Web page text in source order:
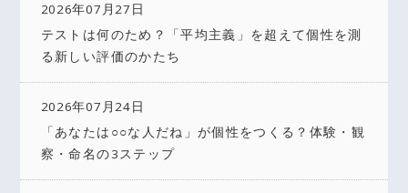
2026年07月27日
テストは何のため？「平均主義」を超えて個性を測
る新しい評価のかたち
2026年07月24日
「あなたは○○な人だね」が個性をつくる？体験・観
察・命名の3ステップ